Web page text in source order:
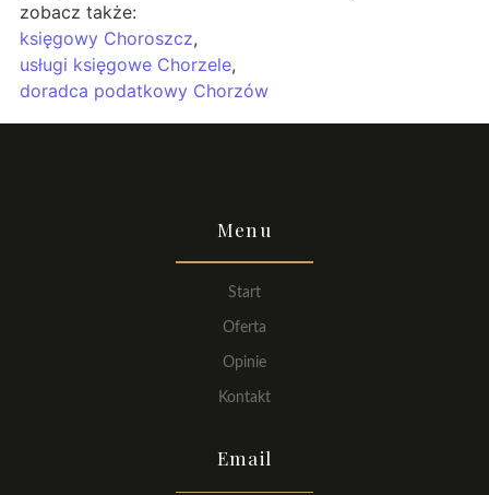
zobacz także:
księgowy Choroszcz,
usługi księgowe Chorzele,
doradca podatkowy Chorzów
Menu
Start
Oferta
Opinie
Kontakt
Email